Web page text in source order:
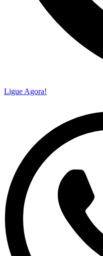
Ligue Agora!